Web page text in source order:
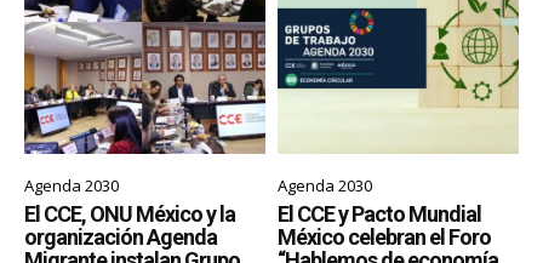
Agenda 2030
El CCE, ONU México y la
organización Agenda
Agenda 2030
El CCE y Pacto Mundial
México celebran el Foro